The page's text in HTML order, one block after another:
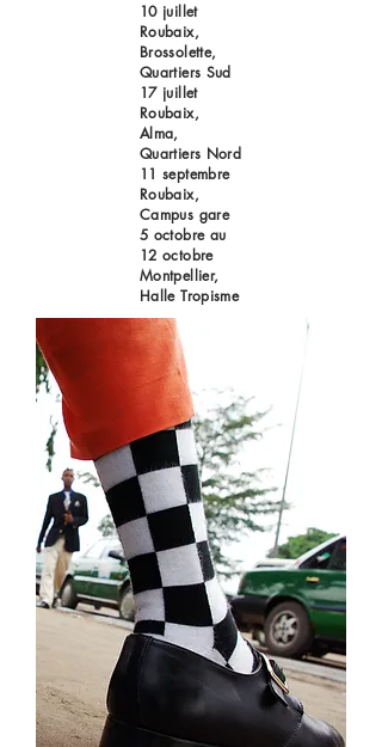
10 juillet
Roubaix,
Brossolette,
Quartiers Sud
17 juillet
Roubaix,
Alma,
Quartiers Nord
11 septembre
Roubaix,
Campus gare
5 octobre au
12 octobre
Montpellier,
Halle Tropisme